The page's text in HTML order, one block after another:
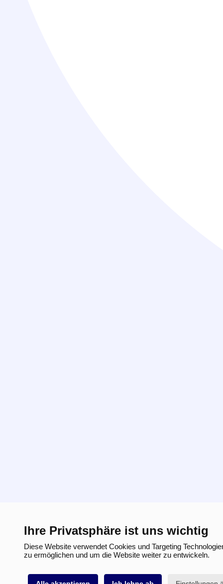
Ihre Privatsphäre ist uns wichtig
Diese Website verwendet Cookies und Targeting
zu ermöglichen und um die Website weiter zu entwickeln.